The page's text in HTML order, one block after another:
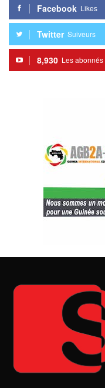
Facebook Likes
Twitter Suiveurs
8,930 Les abonnés